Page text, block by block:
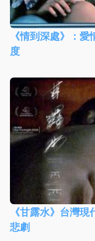
《情到深處》：
度
《甘露水》台灣
悲劇